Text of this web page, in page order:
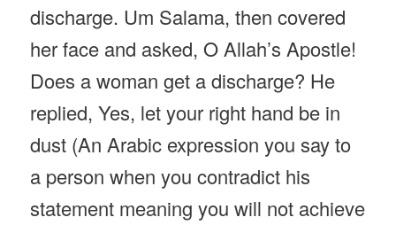
discharge. Um Salama, then covered
her face and asked, O Allah’s Apostle!
Does a woman get a discharge? He
replied, Yes, let your right hand be in
dust (An Arabic expression you say to
a person when you contradict his
statement meaning you will not achieve